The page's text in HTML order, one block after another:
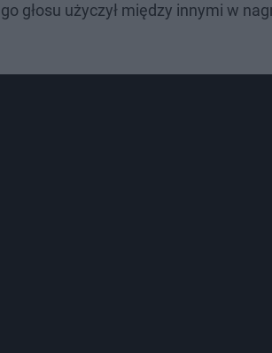
głosu użyczył między innymi w